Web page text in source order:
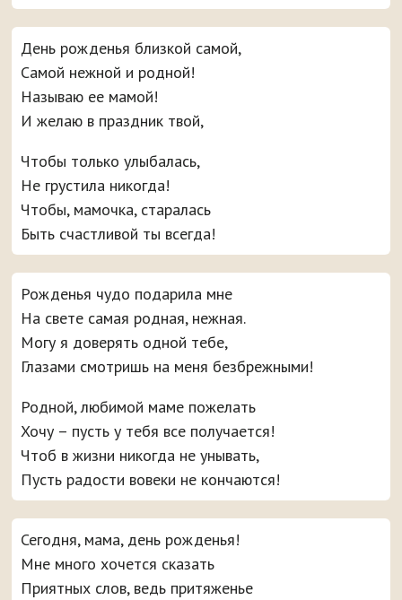
День рожденья близкой самой,
Самой нежной и родной!
Называю ее мамой!
И желаю в праздник твой,
Чтобы только улыбалась,
Не грустила никогда!
Чтобы, мамочка, старалась
Быть счастливой ты всегда!
Рожденья чудо подарила мне
На свете самая родная, нежная.
Могу я доверять одной тебе,
Глазами смотришь на меня безбрежными!
Родной, любимой маме пожелать
Хочу – пусть у тебя все получается!
Чтоб в жизни никогда не унывать,
Пусть радости вовеки не кончаются!
Сегодня, мама, день рожденья!
Мне много хочется сказать
Приятных слов, ведь притяженье